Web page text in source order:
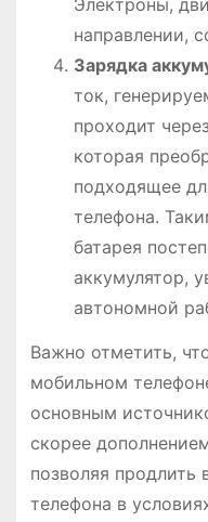
Электроны,
направлении,
Зарядка
ток,
проходит
которая
подходящее
телефона.
батарея
аккумулятор,
автономной
Важно отметить,
мобильном
основным
скорее
позволяя
телефона в